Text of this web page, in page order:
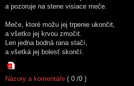
a pozoruje na stene visiace meče.
Meče, ktoré možu jej trpenie ukončit,
a všetko jej krvou zmočit.
Len jedna bodná rana stačí,
a všetká jej bolesť skončí.
Názory a komentáře ( 0 /0 )